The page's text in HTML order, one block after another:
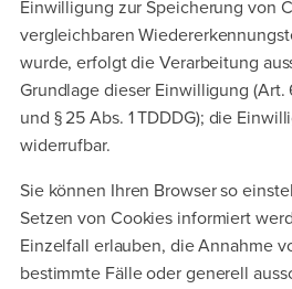
Einwilligung zur Speicherung von
vergleichbaren
wurde, erfolgt die Verarbeitung
Grundlage dieser Einwilligung (Art.
und § 25 Abs. 1 TDDDG); die
widerrufbar.
Sie können Ihren Browser so
Setzen von Cookies informiert
Einzelfall erlauben, die Annahme
bestimmte Fälle oder generell